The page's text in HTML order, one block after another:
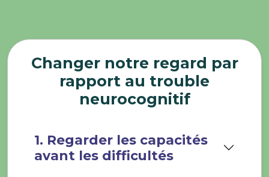
Changer notre regard par
rapport au trouble
neurocognitif
1. Regarder les capacités
avant les difficultés